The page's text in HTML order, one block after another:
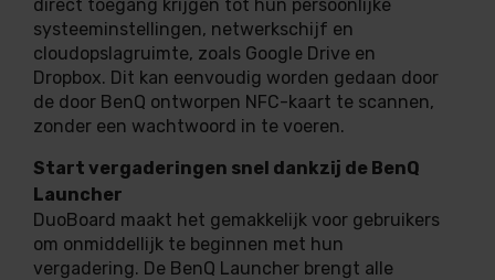
direct toegang krijgen tot hun persoonlijke
systeeminstellingen, netwerkschijf en
cloudopslagruimte, zoals Google Drive en
Dropbox. Dit kan eenvoudig worden gedaan door
de door BenQ ontworpen NFC-kaart te scannen,
zonder een wachtwoord in te voeren.
Start vergaderingen snel dankzij de BenQ
Launcher
DuoBoard maakt het gemakkelijk voor gebruikers
om onmiddellijk te beginnen met hun
vergadering. De BenQ Launcher brengt alle